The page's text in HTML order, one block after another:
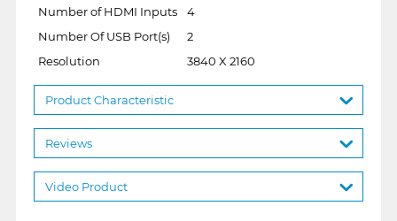
Number of HDMI Inputs
4
Number Of USB Port(s)
2
Resolution
3840 X 2160
Product Characteristic
Reviews
Video Product